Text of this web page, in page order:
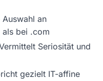
Auswahl an
als bei .com
Seriosität und
gezielt IT-affine